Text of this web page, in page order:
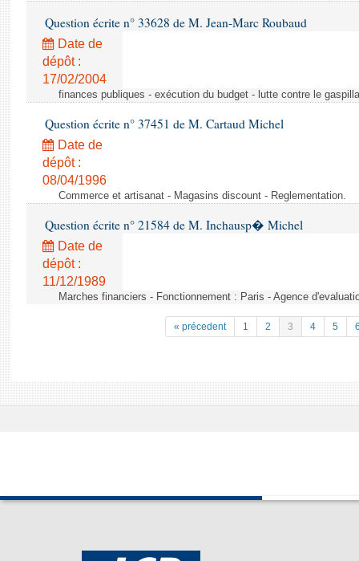
Question écrite n° 33628 de M. Jean-Marc Roubaud
Date de
dépôt :
17/02/2004
finances publiques - exécution du budget - lutte contre le
Question écrite n° 37451 de M. Cartaud Michel
Date de
dépôt :
08/04/1996
Commerce et artisanat - Magasins discount - Reglementation.
Question écrite n° 21584 de M. Inchausp� Michel
Date de
dépôt :
11/12/1989
Marches financiers - Fonctionnement : Paris - Agence
« précedent 1 2 3 4 5